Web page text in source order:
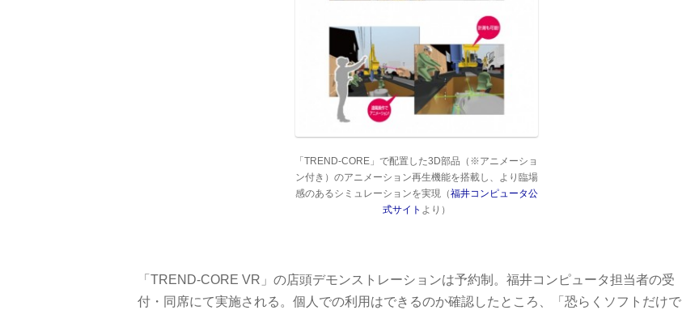
「TREND-CORE」で配置した3D部品（※アニメーショ
ン付き）のアニメーション再生機能を搭載し、より臨場
感のあるシミュレーションを実現（福井コンピュータ公
式サイト より）
「TREND-CORE VR」の店頭デモンストレーションは予約制。福井コンピュータ担当者の受
付・同席にて実施される。個人での利用はできるのか確認したところ、「恐らくソフトだけで